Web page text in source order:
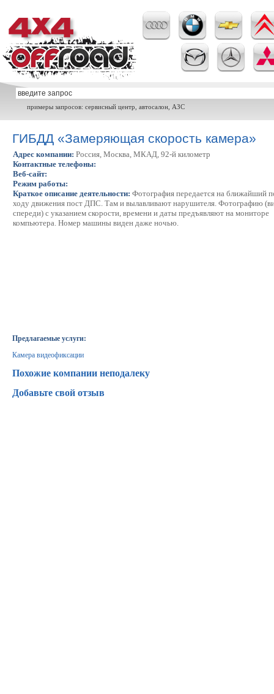
примеры запросов: сервисный центр, автосалон, АЗС
ГИБДД «Замеряющая скорость камера»
Адрес компании: Россия, Москва, МКАД, 92-й километр
Контактные телефоны:
Веб-сайт:
Режим работы:
Краткое описание деятельности: Фотография передается на ближайший
ходу движения пост ДПС. Там и вылавливают нарушителя. Фотографию
спереди) с указанием скорости, времени и даты предъявляют на мониторе
компьютера. Номер машины виден даже ночью.
Предлагаемые услуги:
Камера видеофиксации
Похожие компании неподалеку
Добавьте свой отзыв